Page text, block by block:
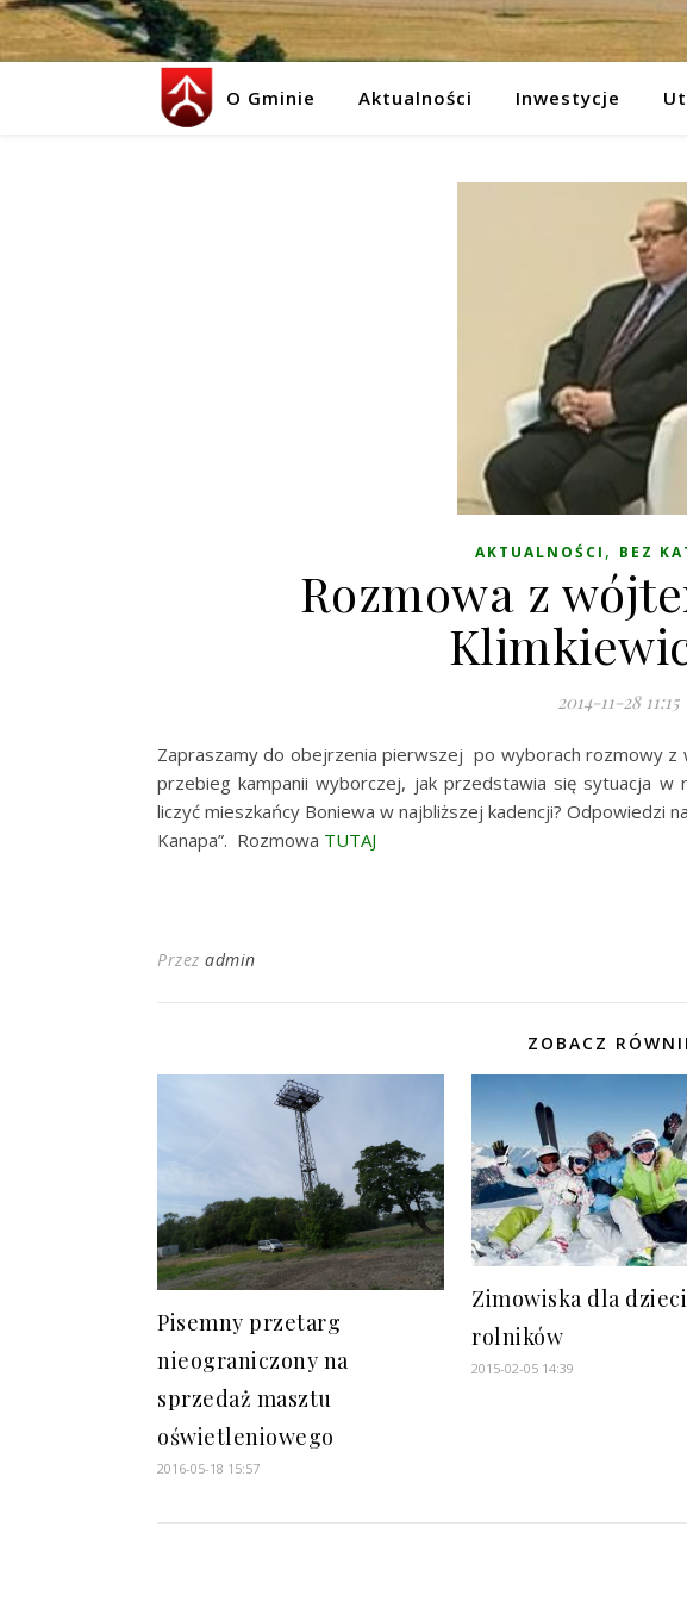
O Gminie Aktualności Inwestycje
AKTUALNOŚCI , BEZ
Rozmowa z
2014-11-28 11:15
Zapraszamy do obejrzenia pierwszej po wyborach rozmowy z
przebieg kampanii wyborczej, jak przedstawia się sytuacja w
liczyć mieszkańcy Boniewa w najbliższej kadencji? Odpowiedzi
Kanapa”. Rozmowa TUTAJ
Przez admin
ZOBACZ
Pisemny przetarg
nieograniczony na
sprzedaż masztu
oświetleniowego
2016-05-18 15:57
Zimowiska dla dzieci
rolników
2015-02-05 14:39